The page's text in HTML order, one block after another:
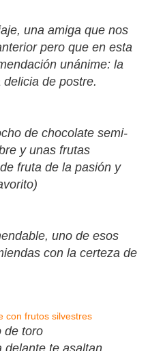
una amiga que nos
pero que en esta
unánime: la
de postre.
de chocolate semi-
y unas frutas
fruta de la pasión y
uno de esos
con la certeza de
con frutos silvestres